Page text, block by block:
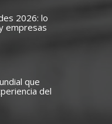
2026: lo
empresas
que
del